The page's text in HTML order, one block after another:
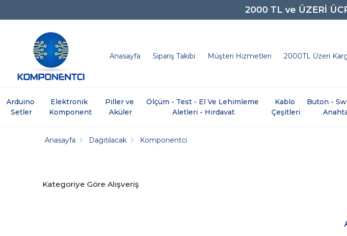
2000 TL ve ÜZERİ
0850 242
Anasayfa Sipariş Takibi Müşteri Hizmetleri 2000TL Üzeri
Arduino
Setler
Elektronik
Komponent
Piller ve
Aküler
Ölçüm - Test - El Ve Lehimleme
Aletleri - Hırdavat
Kablo
Çeşitleri
Buton -
Anasayfa Dağıtılacak Komponentci
Kategoriye Göre Alışveriş